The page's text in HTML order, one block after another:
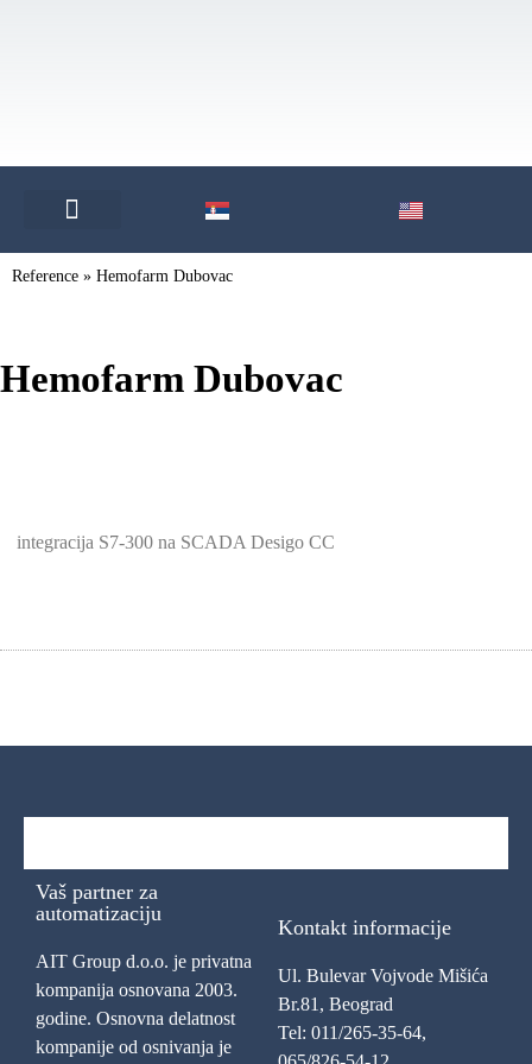
Reference » Hemofarm Dubovac
Hemofarm Dubovac
integracija S7-300 na SCADA Desigo CC
Vaš partner za
automatizaciju
AIT Group d.o.o. je privatna
kompanija osnovana 2003.
godine. Osnovna delatnost
kompanije od osnivanja je
Kontakt informacije
Ul. Bulevar Vojvode Mišića
Br.81, Beograd
Tel: 011/265-35-64,